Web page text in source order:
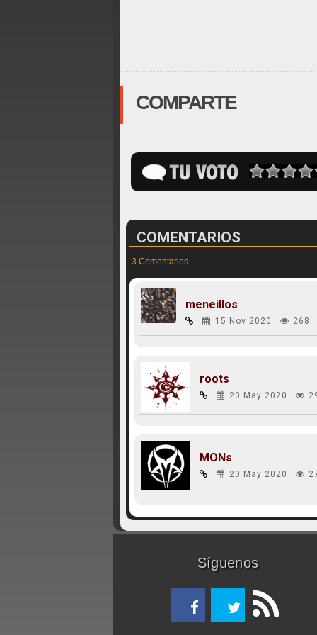
COMPARTE
COMENTARIOS
3 Comentarios
meneillos
15 Nov 2020 268
roots
20 May 2020
MONs
20 May 2020
Síguenos